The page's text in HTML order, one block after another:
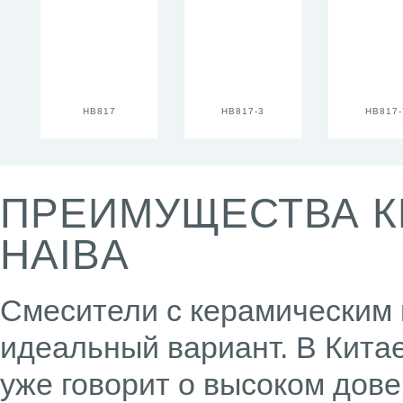
HB817 HB817-3
ПРЕИМУЩЕСТВА
HAIBA
Смесители с
идеальный вариант. В
уже говорит о высоком